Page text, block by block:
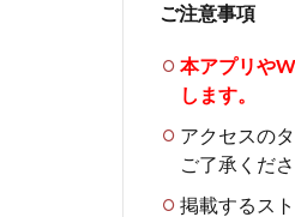
ご注意事項
本アプリや
します。
アクセスの
ご了承くださ
掲載するス